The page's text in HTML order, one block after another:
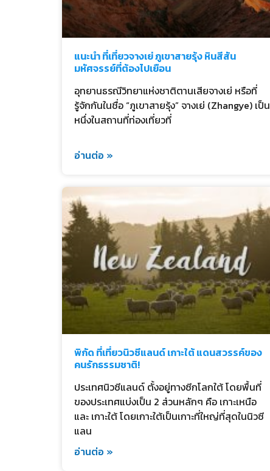
แนะนำ ที่เที่ยวจางเย่ ภูเขาสายรุ้ง หินสีสัน
มหัศจรรย์ที่ต้องไปเยือน
อุทยานธรณีวิทยาแห่งชาติตานเสียจางเย่ หรือที่
รู้จักกันในชื่อ “ภูเขาสายรุ้ง” จางเย่ (Zhangye) เป็น
หนึ่งในสถานที่ท่องเที่ยวที่
อ่านต่อ »
พิกัด ที่เที่ยวนิวซีแลนด์ เกาะใต้ แดนสวรรค์ของ
คนรักธรรมชาติ!
ประเทศนิวซีแลนด์ ตั้งอยู่ทางซีกโลกใต้ โดยพื้นที่
ของประเทศแบ่งเป็น 2 ส่วนหลักๆ คือ เกาะเหนือ
และ เกาะใต้ โดยเกาะใต้เป็นเกาะที่ใหญ่ที่สุดในนิวซี
แลน
อ่านต่อ »